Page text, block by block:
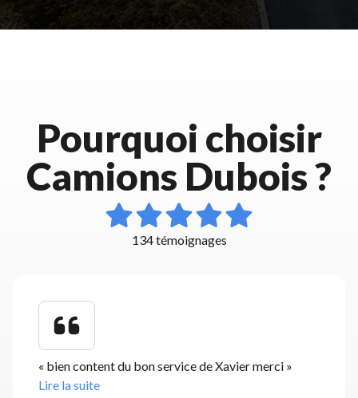
Pourquoi choisir
Camions Dubois ?
134 témoignages
« bien content du bon service de Xavier merci »
Lire la suite